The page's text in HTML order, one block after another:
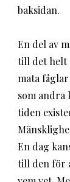
baksidan.
En del av
till det helt
mata
som andra
tiden
En dag
till den för